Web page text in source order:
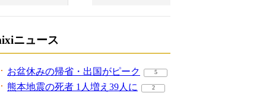
ニュース
お盆休みの帰省・出国がピーク 5
熊本地震の死者 1人増え39人に 2